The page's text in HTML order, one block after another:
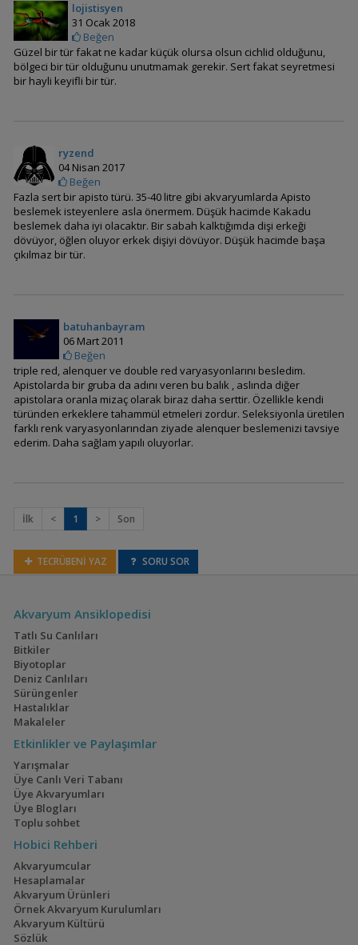
allpahuayo
baenschi (inka)
Apistogramma
(cutthroat)
lojistisyen
31 Ocak 2018
Beğen
Güzel bir tür fakat ne kadar küçük olursa olsun cichlid olduğunu,
bölgeci bir tür olduğunu unutmamak gerekir. Sert fakat seyretmesi
bir hayli keyifli bir tür.
ryzend
04 Nisan 2017
Beğen
Fazla sert bir apisto türü. 35-40 litre gibi akvaryumlarda Apisto
beslemek isteyenlere asla önermem. Düşük hacimde Kakadu
beslemek daha iyi olacaktır. Bir sabah kalktığımda dişi erkeği
dövüyor, öğlen oluyor erkek dişiyi dövüyor. Düşük hacimde başa
çıkılmaz bir tür.
batuhanbayram
06 Mart 2011
Beğen
triple red, alenquer ve double red varyasyonlarını besledim.
Apistolarda bir gruba da adını veren bu balık , aslında diğer
apistolara oranla mizaç olarak biraz daha serttir. Özellikle kendi
türünden erkeklere tahammül etmeleri zordur. Seleksiyonla üretilen
farklı renk varyasyonlarından ziyade alenquer beslemenizi tavsiye
ederim. Daha sağlam yapılı oluyorlar.
İlk < 1 > Son
TECRÜBENİ YAZ SORU SOR
Akvaryum Ansiklopedisi
Tatlı Su Canlıları
Bitkiler
Biyotoplar
Deniz Canlıları
Sürüngenler
Hastalıklar
Makaleler
Etkinlikler ve Paylaşımlar
Yarışmalar
Üye Canlı Veri Tabanı
Üye Akvaryumları
Üye Blogları
Toplu sohbet
Hobici Rehberi
Akvaryumcular
Hesaplamalar
Akvaryum Ürünleri
Örnek Akvaryum Kurulumları
Akvaryum Kültürü
Sözlük